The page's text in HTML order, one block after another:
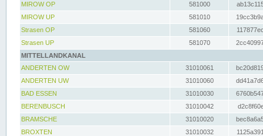
MIROW OP
581000
MIROW UP
581010
Strasen OP
581060
Strasen UP
581070
MITTELLANDKANAL
ANDERTEN OW
31010061
ANDERTEN UW
31010060
BAD ESSEN
31010030
BERENBUSCH
31010042
BRAMSCHE
31010020
BROXTEN
31010032